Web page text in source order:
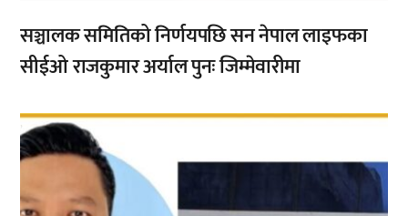
सञ्चालक समितिको निर्णयपछि सन नेपाल लाइफका
सीईओ राजकुमार अर्याल पुनः जिम्मेवारीमा
,